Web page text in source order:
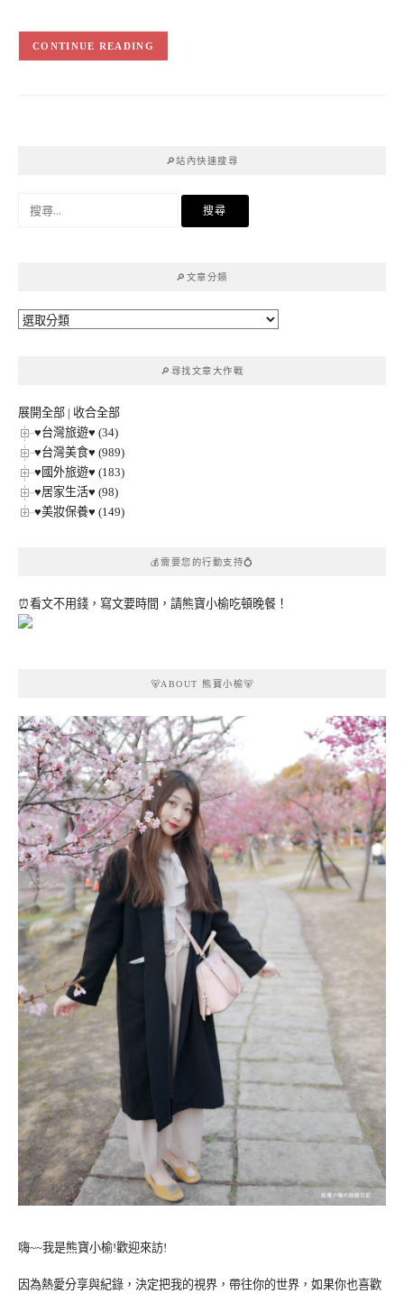
CONTINUE READING
🔎站內快速搜尋
🔎文章分類
🔎
🔎尋找文章大作戰
展開全部 | 收合全部
♥台灣旅遊♥ (34)
♥台灣美食♥ (989)
♥國外旅遊♥ (183)
♥居家生活♥ (98)
♥美妝保養♥ (149)
💰需要您的行動支持💍
⏰看文不用錢，寫文要時間，請熊寶小榆吃頓晚餐！
🐻ABOUT 熊寶小榆🐻
嗨~~我是熊寶小榆!歡迎來訪!
因為熱愛分享與紀錄，決定把我的視界，帶往你的世界，如果你也喜歡